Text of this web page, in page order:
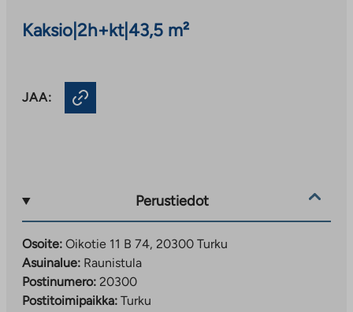
Kaksio 2h+kt| 43,5 m²
JAA:
Perustiedot
Osoite: Oikotie 11 B 74, 20300 Turku
Asuinalue: Raunistula
Postinumero: 20300
Postitoimipaikka: Turku